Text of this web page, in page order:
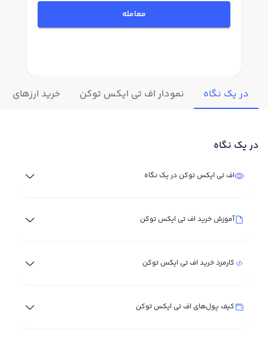
معامله
در یک نگاه نمودار اف تی ایکس توکن خرید ارزهای
در یک نگاه
اف تی ایکس توکن در یک نگاه
آموزش خرید اف تی ایکس توکن
کارمزد خرید اف تی ایکس توکن
کیف پول‌های اف تی ایکس توکن